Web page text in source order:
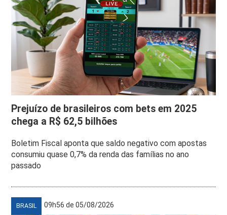
Prejuízo de brasileiros com bets em 2025
chega a R$ 62,5 bilhões
Boletim Fiscal aponta que saldo negativo com apostas
consumiu quase 0,7% da renda das famílias no ano
passado
BRASIL 09h56 de 05/08/2026